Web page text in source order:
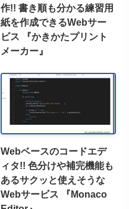
作!! 書き順も分かる練習用
紙を作成できるWebサー
ビス 『かきかたプリント
メーカー』
Webベースのコードエデ
ィタ!! 色分けや補完機能も
あるサクッと使えそうな
Webサービス 『Monaco